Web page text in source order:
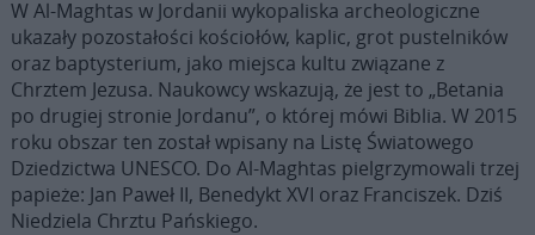
W Al-Maghtas w Jordanii wykopaliska archeologiczne
ukazały pozostałości kościołów, kaplic, grot pustelników
oraz baptysterium, jako miejsca kultu związane z
Chrztem Jezusa. Naukowcy wskazują, że jest to „Betania
po drugiej stronie Jordanu”, o której mówi Biblia. W 2015
roku obszar ten został wpisany na Listę Światowego
Dziedzictwa UNESCO. Do Al-Maghtas pielgrzymowali trzej
papieże: Jan Paweł II, Benedykt XVI oraz Franciszek. Dziś
Niedziela Chrztu Pańskiego.